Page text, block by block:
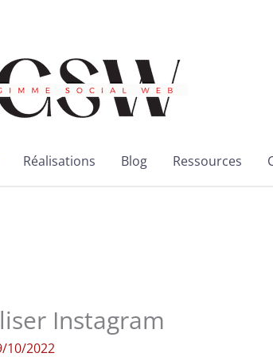
Réalisations Blog Ressources
Instagram
10/2022